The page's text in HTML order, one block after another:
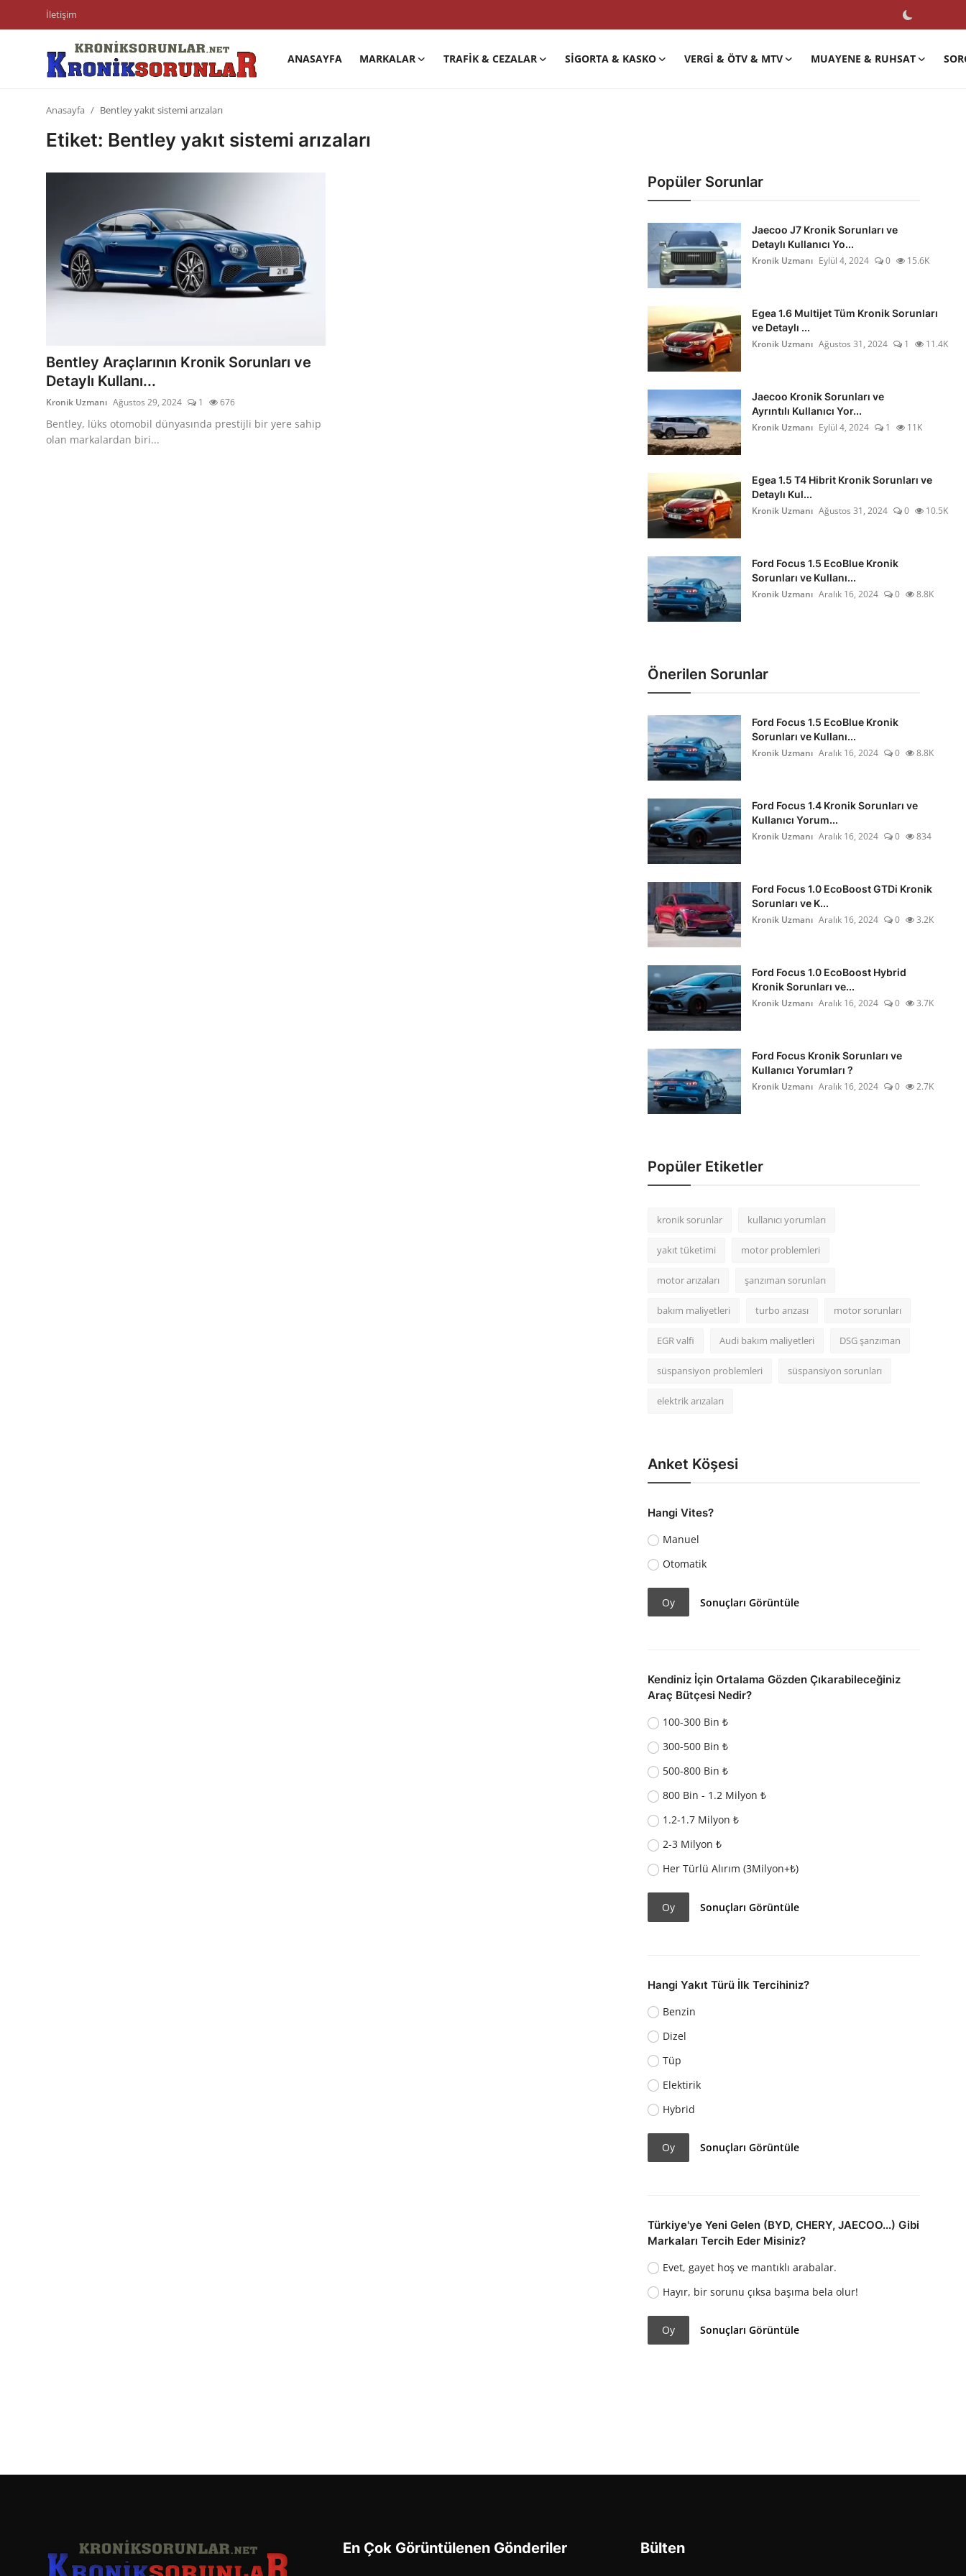
İletişim
ANASAYFA MARKALAR TRAFIK & CEZALAR SIGORTA & KASKO VERGI & ÖTV & MTV MUAYENE & RUHSAT
Sigorta & Kasko
Vergi & ÖTV & MTV
Muayene & Ruhsat
Bakım & Arıza Çözümleri
Elektrikli & Hibrit
Kiralama & Filo
Anasayfa Bentley yakıt sistemi arızaları
Etiket: Bentley yakıt sistemi arızaları
Bentley Araçlarının Kronik Sorunları ve
Detaylı Kullanı...
Kronik Uzmanı Ağustos 29, 2024 1 676
Bentley, lüks otomobil dünyasında prestijli bir yere sahip
olan markalardan biri...
Popüler Sorunlar
Jaecoo J7 Kronik Sorunları ve
Detaylı Kullanıcı Yo...
Kronik Uzmanı Eylül 4, 2024 0 15.6K
Egea 1.6 Multijet Tüm Kronik Sorunları
ve Detaylı ...
Kronik Uzmanı Ağustos 31, 2024 1 11.4K
Jaecoo Kronik Sorunları ve
Ayrıntılı Kullanıcı Yor...
Kronik Uzmanı Eylül 4, 2024 1 11K
Egea 1.5 T4 Hibrit Kronik Sorunları ve
Detaylı Kul...
Kronik Uzmanı Ağustos 31, 2024 0 10.5K
Ford Focus 1.5 EcoBlue Kronik
Sorunları ve Kullanı...
Kronik Uzmanı Aralık 16, 2024 0 8.8K
Önerilen Sorunlar
Ford Focus 1.5 EcoBlue Kronik
Sorunları ve Kullanı...
Kronik Uzmanı Aralık 16, 2024 0 8.8K
Ford Focus 1.4 Kronik Sorunları ve
Kullanıcı Yorum...
Kronik Uzmanı Aralık 16, 2024 0 834
Ford Focus 1.0 EcoBoost GTDi Kronik
Sorunları ve K...
Kronik Uzmanı Aralık 16, 2024 0 3.2K
Ford Focus 1.0 EcoBoost Hybrid
Kronik Sorunları ve...
Kronik Uzmanı Aralık 16, 2024 0 3.7K
Ford Focus Kronik Sorunları ve
Kullanıcı Yorumları ?
Kronik Uzmanı Aralık 16, 2024 0 2.7K
Popüler Etiketler
kronik sorunlar kullanıcı yorumları
yakıt tüketimi motor problemleri
motor arızaları şanzıman sorunları
bakım maliyetleri turbo arızası motor sorunları
EGR valfi Audi bakım maliyetleri DSG şanzıman
süspansiyon problemleri süspansiyon sorunları
elektrik arızaları
Anket Köşesi
Hangi Vites?
Manuel
Otomatik
Oy Sonuçları Görüntüle
Kendiniz İçin Ortalama Gözden Çıkarabileceğiniz
Araç Bütçesi Nedir?
100-300 Bin ₺
300-500 Bin ₺
500-800 Bin ₺
800 Bin - 1.2 Milyon ₺
1.2-1.7 Milyon ₺
2-3 Milyon ₺
Her Türlü Alırım (3Milyon+₺)
Oy Sonuçları Görüntüle
Hangi Yakıt Türü İlk Tercihiniz?
Benzin
Dizel
Tüp
Elektirik
Hybrid
Oy Sonuçları Görüntüle
Türkiye'ye Yeni Gelen (BYD, CHERY, JAECOO...) Gibi
Markaları Tercih Eder Misiniz?
Evet, gayet hoş ve mantıklı arabalar.
Hayır, bir sorunu çıksa başıma bela olur!
Oy Sonuçları Görüntüle
En Çok Görüntülenen Gönderiler Bülten